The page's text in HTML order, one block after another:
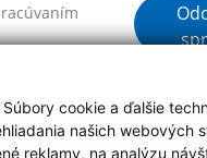
Súbory cookie a ďalšie
našich webových
reklamy, na analýzu
s